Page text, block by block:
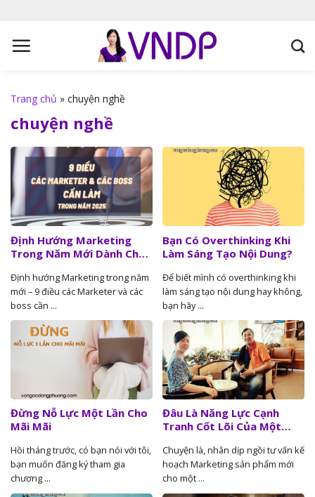
Trang chủ » chuyện nghề
chuyện nghề
Định Hướng Marketing
Trong Năm Mới Dành Cho
Định hướng Marketing trong năm
mới – 9 điều các Marketer và các
boss cần ...
Bạn Có Overthinking Khi
Làm Sáng Tạo Nội Dung?
Để biết mình có overthinking khi
làm sáng tạo nội dung hay không,
bạn hãy ...
Đừng Nỗ Lực Một Lần Cho
Mãi Mãi
Hồi tháng trước, có bạn nói với tôi,
bạn muốn đăng ký tham gia
chương ...
Đâu Là Năng Lực Cạnh
Tranh Cốt Lõi Của Một
Chuyện là, nhân dịp ngồi tư vấn kế
hoạch Marketing sản phẩm mới
cho một ...